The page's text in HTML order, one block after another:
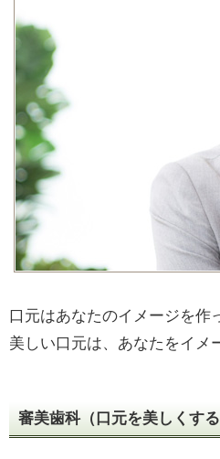
口元はあなたのイメージを作
美しい口元は、あなたをイメ
審美歯科（口元を美しくする